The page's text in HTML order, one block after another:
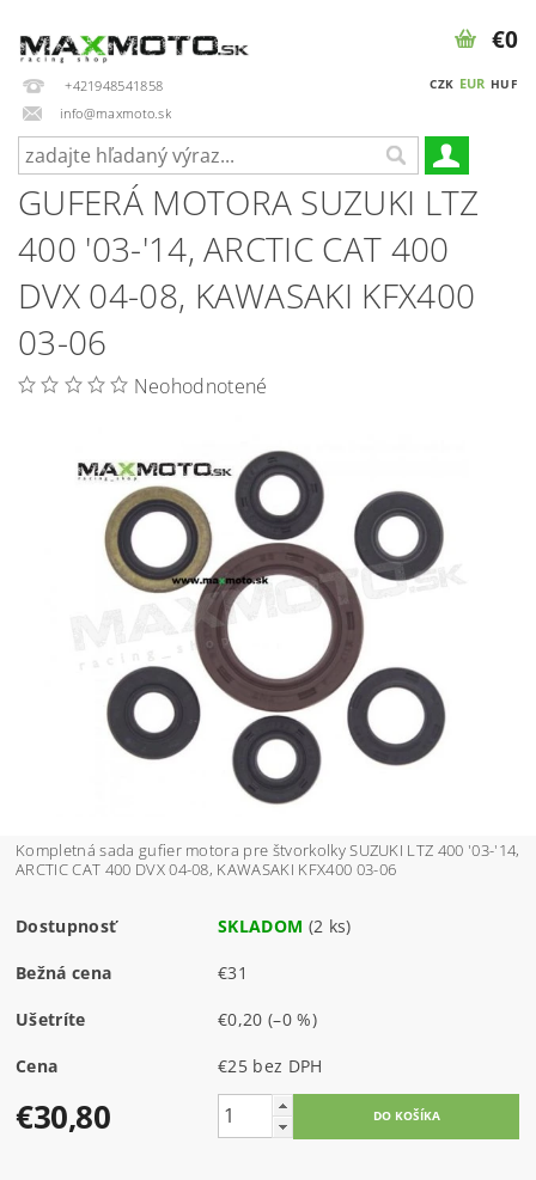
+421948541858
info@maxmoto.sk
CZK EUR HUF
€0
GUFERÁ MOTORA SUZUKI LTZ
400 '03-'14, ARCTIC CAT 400
DVX 04-08, KAWASAKI KFX400
03-06
Neohodnotené
Kompletná sada gufier motora pre štvorkolky SUZUKI LTZ 400 '03-'14,
ARCTIC CAT 400 DVX 04-08, KAWASAKI KFX400 03-06
Dostupnosť SKLADOM (2 ks)
Bežná cena €31
Ušetríte €0,20(–0 %)
Cena €25 bez DPH
€30,80